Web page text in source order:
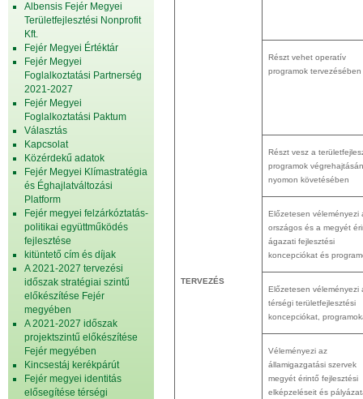
Albensis Fejér Megyei
Területfejlesztési Nonprofit
Kft.
Fejér Megyei Értéktár
Fejér Megyei
Foglalkoztatási Partnerség
2021-2027
Fejér Megyei
Foglalkoztatási Paktum
Választás
Kapcsolat
Közérdekű adatok
Fejér Megyei Klímastratégia
és Éghajlatváltozási
Platform
Fejér megyei felzárkóztatás-
politikai együttműködés
fejlesztése
kitüntető cím és díjak
A 2021-2027 tervezési
időszak stratégiai szintű
előkészítése Fejér
megyében
A 2021-2027 időszak
projektszintű előkészítése
Fejér megyében
Kincsestáj kerékpárút
Fejér megyei identitás
elősegítése térségi
TERVEZÉS
Részt vehet operatív
programok tervezésében
Részt vesz a
programok
nyomon követésében
Előzetesen véleményezi
országos és a megyét
ágazati fejlesztési
koncepciókat és
Előzetesen véleményezi
térségi területfejlesztési
koncepciókat,
Véleményezi az
államigazgatási szervek
megyét érintő fejlesztési
elképzeléseit és